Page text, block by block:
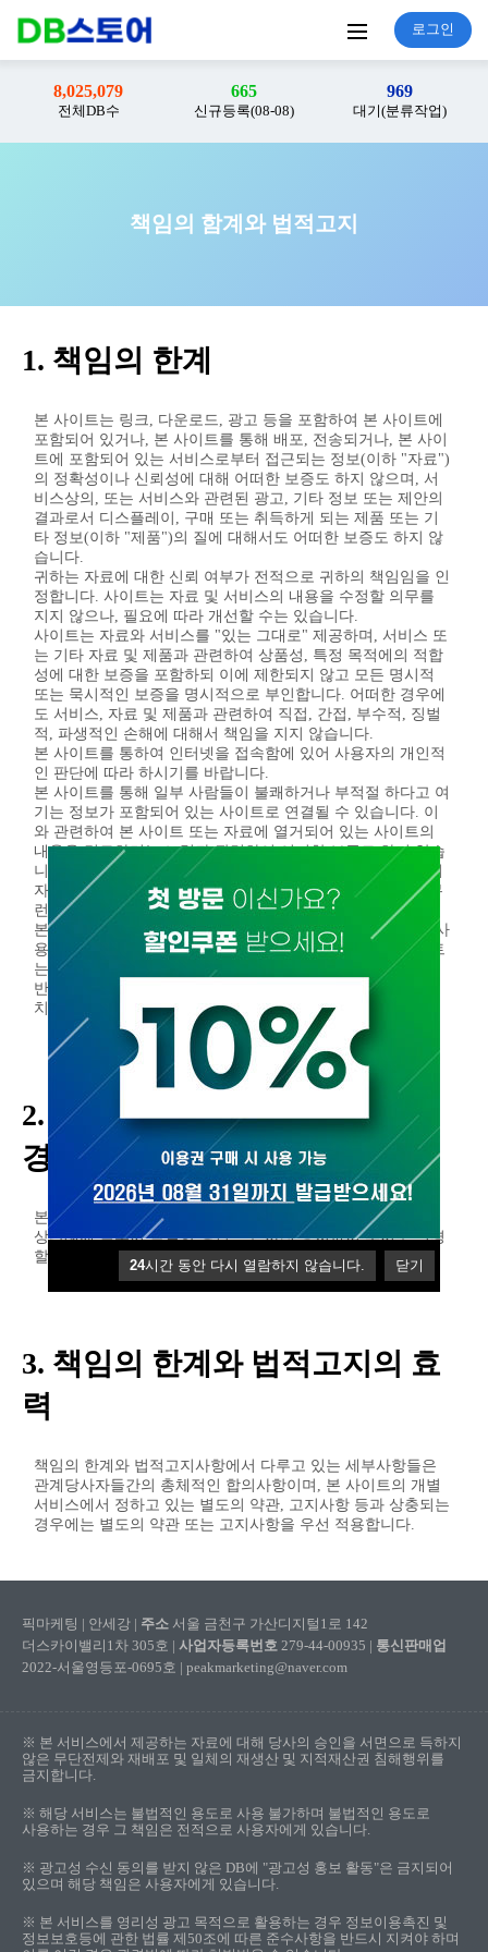
24시간 동안 다시 열람하지 않습니다. 닫기
로그인
8,025,079
전체DB수
665
신규등록(08-08)
969
대기(분류작업)
책임의 함계와 법적고지
1. 책임의 한계
본 사이트는 링크, 다운로드, 광고 등을 포함하여 본 사이트에
포함되어 있거나, 본 사이트를 통해 배포, 전송되거나, 본 사이
트에 포함되어 있는 서비스로부터 접근되는 정보(이하 "자료")
의 정확성이나 신뢰성에 대해 어떠한 보증도 하지 않으며, 서
비스상의, 또는 서비스와 관련된 광고, 기타 정보 또는 제안의
결과로서 디스플레이, 구매 또는 취득하게 되는 제품 또는 기
타 정보(이하 "제품")의 질에 대해서도 어떠한 보증도 하지 않
습니다.
귀하는 자료에 대한 신뢰 여부가 전적으로 귀하의 책임임을 인
정합니다. 사이트는 자료 및 서비스의 내용을 수정할 의무를
지지 않으나, 필요에 따라 개선할 수는 있습니다.
사이트는 자료와 서비스를 "있는 그대로" 제공하며, 서비스 또
는 기타 자료 및 제품과 관련하여 상품성, 특정 목적에의 적합
성에 대한 보증을 포함하되 이에 제한되지 않고 모든 명시적
또는 묵시적인 보증을 명시적으로 부인합니다. 어떠한 경우에
도 서비스, 자료 및 제품과 관련하여 직접, 간접, 부수적, 징벌
적, 파생적인 손해에 대해서 책임을 지지 않습니다.
본 사이트를 통하여 인터넷을 접속함에 있어 사용자의 개인적
인 판단에 따라 하시기를 바랍니다.
본 사이트를 통해 일부 사람들이 불쾌하거나 부적절 하다고 여
기는 정보가 포함되어 있는 사이트로 연결될 수 있습니다. 이
와 관련하여 본 사이트 또는 자료에 열거되어 있는 사이트의
내용을 검토하려는 노력과 관련하여 어떠한 보증도 하지 않습
니다. 또한 본 사이트 또는 자료에 열거되어 있는 사이트 상의
자료의 정확성, 저작권 준수, 적법성 또는 도덕성에 대해 아무
런 책임을 지지 않습니다.
본 사이트는 지적재산권을 포함한 타인의 권리를 존중하며, 사
용자들도 마찬가지로 행동해 주시기를 기대합니다. 본 사이트
는 필요한 경우 그 재량에 의해 타인의 권리를 침해하거나 위
반하는 사용자에 대하여 사전 통지 없이 서비스 이용 제한 조
치를 취할 수 있습니다.
2. 책임의 한계와 법적고지의 변
경
본 사이트는 책임의 한계와 법적고지의 내용을 인터넷산업의
상관례에 맞추어 적절한 방법으로 사전 통지없이 수시로 변경
할 수 있습니다.
3. 책임의 한계와 법적고지의 효
력
책임의 한계와 법적고지사항에서 다루고 있는 세부사항들은
관계당사자들간의 총체적인 합의사항이며, 본 사이트의 개별
서비스에서 정하고 있는 별도의 약관, 고지사항 등과 상충되는
경우에는 별도의 약관 또는 고지사항을 우선 적용합니다.
픽마케팅 | 안세강 | 주소 서울 금천구 가산디지털1로 142
더스카이밸리1차 305호 | 사업자등록번호 279-44-00935 | 통신판매업
2022-서울영등포-0695호 | peakmarketing@naver.com
※ 본 서비스에서 제공하는 자료에 대해 당사의 승인을 서면으로 득하지
않은 무단전제와 재배포 및 일체의 재생산 및 지적재산권 침해행위를
금지합니다.
※ 해당 서비스는 불법적인 용도로 사용 불가하며 불법적인 용도로
사용하는 경우 그 책임은 전적으로 사용자에게 있습니다.
※ 광고성 수신 동의를 받지 않은 DB에 "광고성 홍보 활동"은 금지되어
있으며 해당 책임은 사용자에게 있습니다.
※ 본 서비스를 영리성 광고 목적으로 활용하는 경우 정보이용촉진 및
정보보호등에 관한 법률 제50조에 따른 준수사항을 반드시 지켜야 하며